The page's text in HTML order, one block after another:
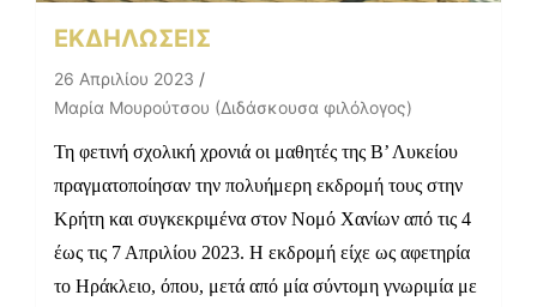
ΕΚΔΗΛΩΣΕΙΣ
26 Απριλίου 2023
Μαρία Μουρούτσου (Διδάσκουσα φιλόλογος)
Τη φετινή σχολική χρονιά οι μαθητές της Β’ Λυκείου
πραγματοποίησαν την πολυήμερη εκδρομή τους στην
Κρήτη και συγκεκριμένα στον Νομό Χανίων από τις 4
έως τις 7 Απριλίου 2023. Η εκδρομή είχε ως αφετηρία
το Ηράκλειο, όπου, μετά από μία σύντομη γνωριμία με